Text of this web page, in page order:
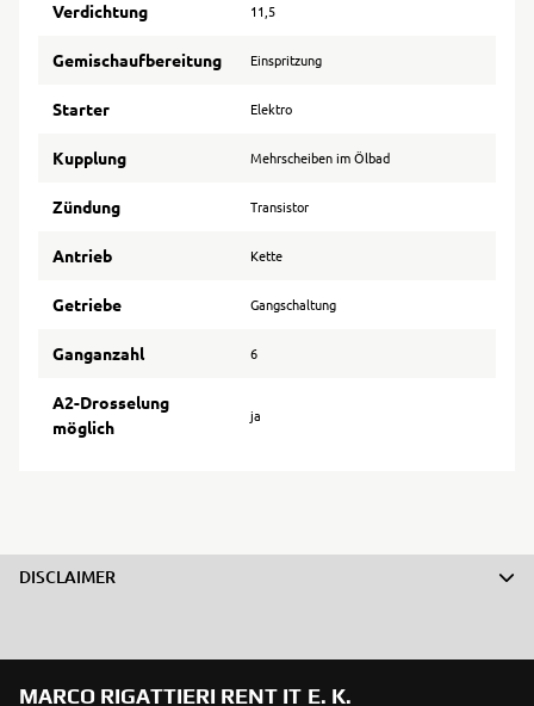
Verdichtung 11,5
Gemischaufbereitung Einspritzung
Starter Elektro
Kupplung Mehrscheiben im Ölbad
Zündung Transistor
Antrieb Kette
Getriebe Gangschaltung
Ganganzahl 6
A2-Drosselung
möglich
ja
DISCLAIMER
MARCO RIGATTIERI RENT IT E. K.